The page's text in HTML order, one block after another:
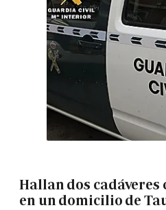
Hallan dos
en un domicilio de